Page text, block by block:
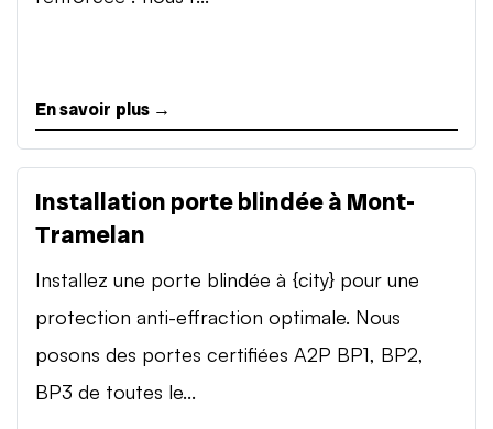
En savoir plus →
Installation porte blindée à Mont-
Tramelan
Installez une porte blindée à {city} pour une
protection anti-effraction optimale. Nous
posons des portes certifiées A2P BP1, BP2,
BP3 de toutes le...